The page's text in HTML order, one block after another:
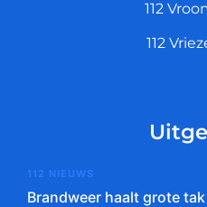
112
112
112 NIEUWS
Brandweer haalt grote